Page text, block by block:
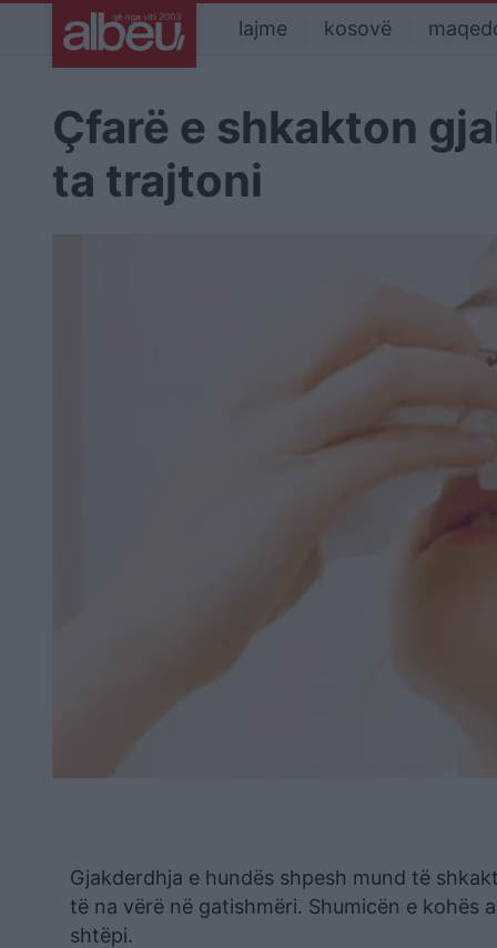
lajme kosovë
Çfarë e shkakton
ta trajtoni
Gjakderdhja e hundës shpesh mund të
të na vërë në gatishmëri. Shumicën e
shtëpi.